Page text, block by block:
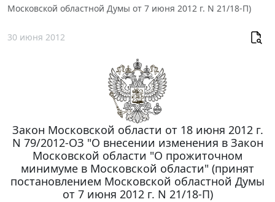
Московской областной Думы от 7 июня 2012 г. N 21/18-П)
30 июня 2012
Закон Московской области от 18 июня 2012 г.
N 79/2012-ОЗ "О внесении изменения в Закон
Московской области "О прожиточном
минимуме в Московской области" (принят
постановлением Московской областной Думы
от 7 июня 2012 г. N 21/18-П)